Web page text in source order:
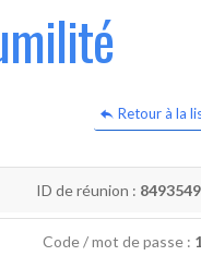
Retour à la
ID de réunion :
Code / mot de passe :